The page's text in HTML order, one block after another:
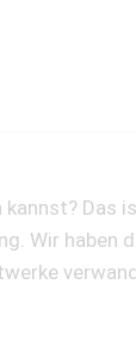
Das
Wir haben